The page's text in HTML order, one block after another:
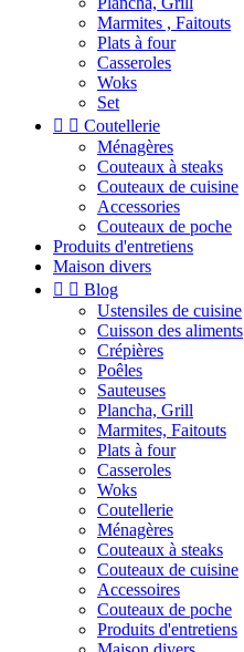
Marmites , Faitouts
Plats à four
Casseroles
Woks
Set
  Coutellerie
Ménagères
Couteaux à steaks
Couteaux de cuisine
Accessories
Couteaux de poche
Produits d'entretiens
Maison divers
  Blog
Ustensiles de cuisine
Cuisson des aliments
Crépières
Poêles
Sauteuses
Plancha, Grill
Marmites, Faitouts
Plats à four
Casseroles
Woks
Coutellerie
Ménagères
Couteaux à steaks
Couteaux de cuisine
Accessoires
Couteaux de poche
Produits d'entretiens